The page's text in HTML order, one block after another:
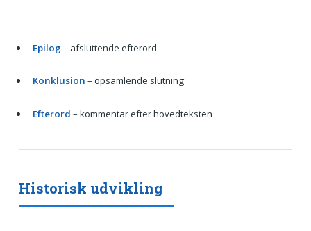
Epilog – afsluttende efterord
Konklusion – opsamlende slutning
Efterord – kommentar efter hovedteksten
Historisk udvikling